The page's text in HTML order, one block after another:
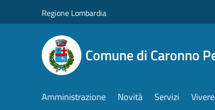
Regione Lombardia
Comune di Caronno
Amministrazione Novità Servizi